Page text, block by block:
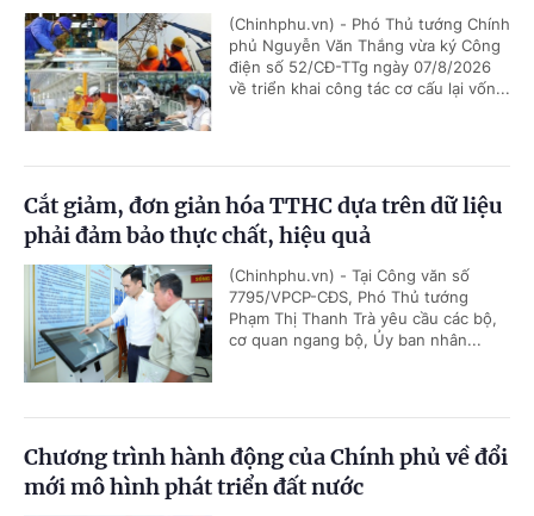
(Chinhphu.vn) - Phó Thủ tướng Chính
phủ Nguyễn Văn Thắng vừa ký Công
điện số 52/CĐ-TTg ngày 07/8/2026
về triển khai công tác cơ cấu lại vốn...
Cắt giảm, đơn giản hóa TTHC dựa trên dữ liệu
phải đảm bảo thực chất, hiệu quả
(Chinhphu.vn) - Tại Công văn số
7795/VPCP-CĐS, Phó Thủ tướng
Phạm Thị Thanh Trà yêu cầu các bộ,
cơ quan ngang bộ, Ủy ban nhân...
Chương trình hành động của Chính phủ về đổi
mới mô hình phát triển đất nước